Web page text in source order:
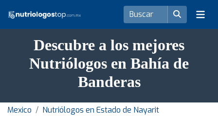
Descubre a los mejores
Nutriólogos en Bahía de
Banderas
Mexico
Nutriólogos en Estado de Nayarit